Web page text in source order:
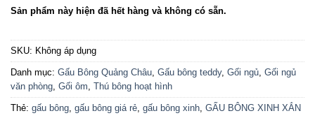
Sản phẩm này hiện đã hết hàng và không có sẵn.
SKU: Không áp dụng
Danh mục: Gấu Bông Quảng Châu, Gấu bông teddy, Gối ngủ, Gối ngủ
văn phòng, Gối ôm, Thú bông hoạt hình
Thẻ: gấu bông, gấu bông giá rẻ, gấu bông xinh, GẤU BÔNG XINH XẮN